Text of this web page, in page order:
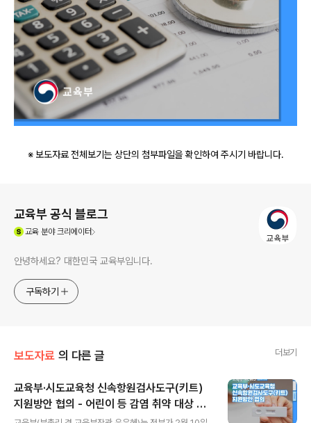
※ 보도자료 전체보기는 상단의 첨부파일을 확인하여 주시기 바랍니다.
교육부 공식 블로그
교육분야 크리에이터
안녕하세요? 대한민국 교육부입니다.
구독하기
보도자료 의 다른 글 더보기
교육부·시도교육청 신속항원검사도구(키트)
지원방안 협의 - 어린이 등 감염 취약 대상 신
속항원검사도구(키트) 무료 배포(2.10. 발표)